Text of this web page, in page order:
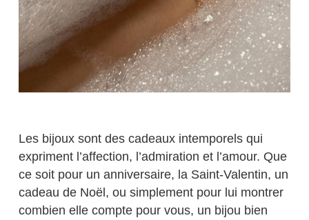
Les bijoux sont des cadeaux intemporels qui
expriment l’affection, l’admiration et l’amour. Que
ce soit pour un anniversaire, la Saint-Valentin, un
cadeau de Noël, ou simplement pour lui montrer
combien elle compte pour vous, un bijou bien